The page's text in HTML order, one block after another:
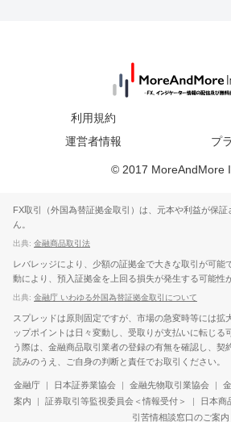
利用規約
運営者情報
プ
© 2017 MoreAndMore
FX取引（外国為替証拠金取引）は、元本や利益が保
ん。
出典: 金融商品取引法
レバレッジにより、少額の証拠金で大きな取引が可能
動により、預入証拠金を上回る損失が発生する可能性
出典: 金融庁 いわゆる外国為替証拠金取引について
スプレッドは原則固定ですが、市場の急変時等には拡
ップポイントは日々変動し、受取りが支払いに転じる
う際は、金融商品取引業者の登録の有無を確認し、契
読みのうえ、ご自身の判断と責任でお取引ください。
金融庁 | 日本証券業協会 | 金融先物取引業協会 |
案内
| 証券取引等監視委員会＜情報受付＞ | 日本商
引苦情相談窓口のご案内